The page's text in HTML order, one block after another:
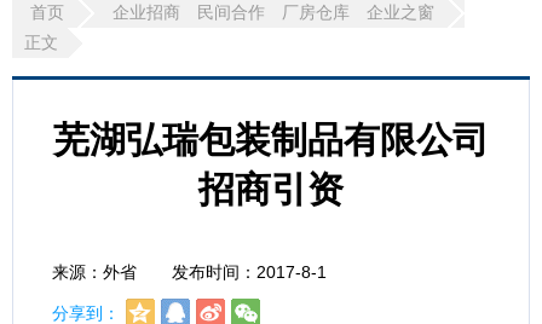
首页 企业招商 民间合作 厂房仓库
企业之窗
正文
芜湖弘瑞包装制品有限公司
招商引资
来源：外省 发布时间：2017-8-1
分享到：